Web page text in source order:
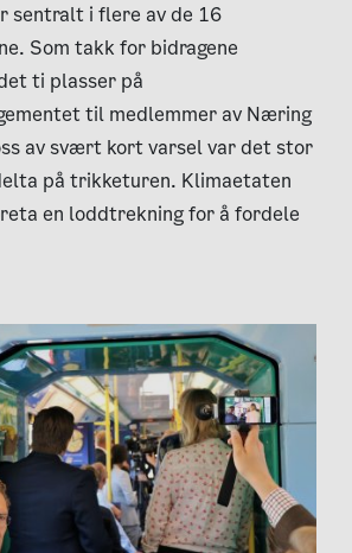
sentralt i flere av de 16
Som takk for bidragene
ti plasser på
til medlemmer av Næring
av svært kort varsel var det stor
på trikketuren. Klimaetaten
en loddtrekning for å fordele